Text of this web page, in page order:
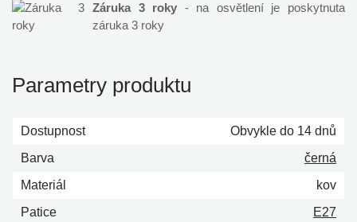
Záruka 3 roky - na osvětlení je poskytnuta
záruka 3 roky
Parametry produktu
Dostupnost
Obvykle do 14 dnů
Barva
černá
Materiál
kov
Patice
E27